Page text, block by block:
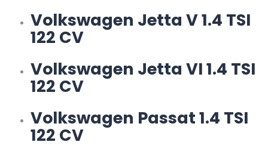
Volkswagen Jetta V 1.4 TSI
122 CV
Volkswagen Jetta VI 1.4 TSI
122 CV
Volkswagen Passat 1.4 TSI
122 CV